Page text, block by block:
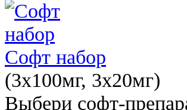
Софт набор
(3x100мг, 3x20мг)
Выбери софт-